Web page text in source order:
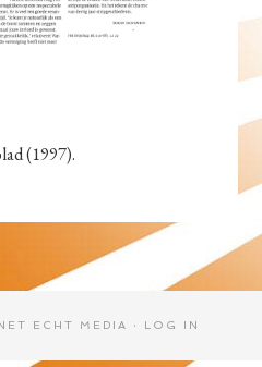
(1997).
ECHT MEDIA · LOG IN